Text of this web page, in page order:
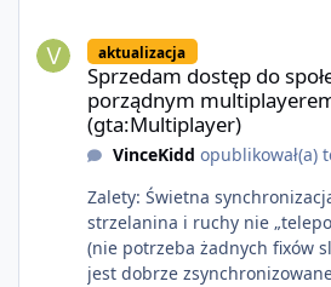
Xbox Series X|S. Zamów
https://
aktualizacja
Sprzedam dostęp do
porządnym
(gta:Multiplayer)
VinceKidd opublikował(a)
Zalety: Świetna
strzelanina i ruchy nie
(nie potrzeba żadnych fixów
jest dobrze